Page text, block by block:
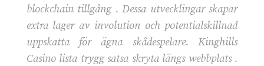
blockchain tillgång . Dessa utvecklingar skapar
extra lager av involution och potentialskillnad
uppskatta för ägna skådespelare. Kinghills
Casino lista trygg satsa skryta längs webbplats .